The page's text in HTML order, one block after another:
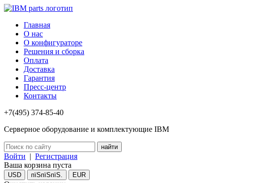
Главная
О нас
О конфигураторе
Решения и сборка
Оплата
Доставка
Гарантия
Пресс-центр
Контакты
+7(495) 374-85-40
Серверное оборудование и комплектующие IBM
Войти | Регистрация
Ваша корзина пуста
USD пїЅпїЅпїЅ. EUR